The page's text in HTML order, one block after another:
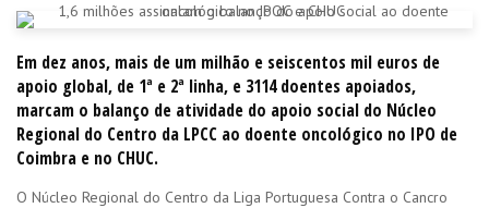
Em dez anos, mais de um milhão e seiscentos mil euros de
apoio global, de 1ª e 2ª linha, e 3114 doentes apoiados,
marcam o balanço de atividade do apoio social do Núcleo
Regional do Centro da LPCC ao doente oncológico no IPO de
Coimbra e no CHUC.
O Núcleo Regional do Centro da Liga Portuguesa Contra o Cancro